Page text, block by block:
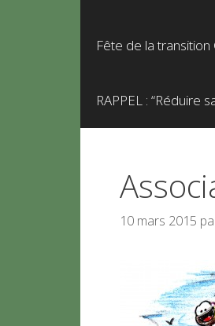
Fête de la
RAPPEL : “Réduire
10 mars 2015